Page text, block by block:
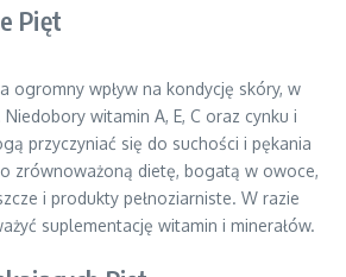
Pięt
ogromny wpływ na kondycję skóry, w
witamin A, E, C oraz cynku i
przyczyniać się do suchości i pękania
zrównoważoną dietę, bogatą w owoce,
i produkty pełnoziarniste. W razie
suplementację witamin i minerałów.